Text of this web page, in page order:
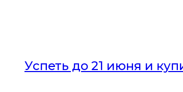
Успеть до 21 июня и